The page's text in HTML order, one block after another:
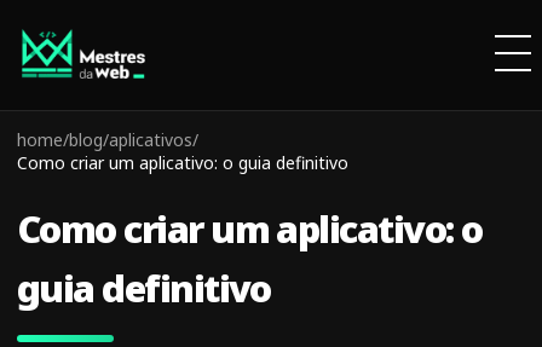
home/blog/aplicativos/
Como criar um aplicativo: o guia definitivo
Como criar um aplicativo: o
guia definitivo